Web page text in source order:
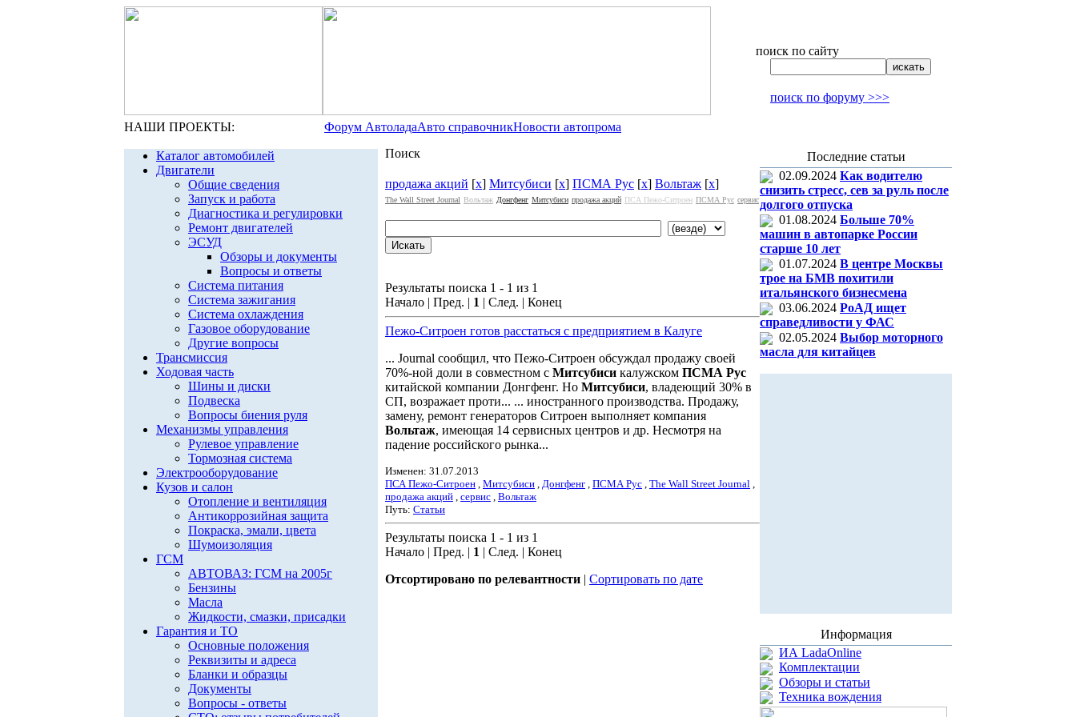
поиск по сайту
поиск по форуму >>>
НАШИ ПРОЕКТЫ: Форум АвтоладаАвто справочникНовости автопрома
Каталог автомобилей
Двигатели
Общие сведения
Запуск и работа
Диагностика и регулировки
Ремонт двигателей
ЭСУД
Обзоры и документы
Вопросы и ответы
Система питания
Система зажигания
Система охлаждения
Газовое оборудование
Другие вопросы
Трансмиссия
Ходовая часть
Шины и диски
Подвеска
Вопросы биения руля
Механизмы управления
Рулевое управление
Тормозная система
Электрооборудование
Кузов и салон
Отопление и вентиляция
Антикоррозийная защита
Покраска, эмали, цвета
Шумоизоляция
ГСМ
АВТОВАЗ: ГСМ на 2005г
Бензины
Масла
Жидкости, смазки, присадки
Гарантия и ТО
Основные положения
Реквизиты и адреса
Бланки и образцы
Документы
Вопросы - ответы
Поиск
продажа акций [x] Митсубиси [x] ПСМА Рус [x] Вольтаж [x]
The Wall Street Journal Вольтаж Донгфенг Митсубиси продажа акций ПСА Пежо-Ситроен ПСМА Рус сервис
Результаты поиска 1 - 1 из 1
Начало | Пред. | 1 | След. | Конец
Пежо-Ситроен готов расстаться с предприятием в Калуге
... Journal сообщил, что Пежо-Ситроен обсуждал продажу своей
70%-ной доли в совместном с Митсубиси калужском ПСМА Рус
китайской компании Донгфенг. Но Митсубиси, владеющий 30% в
СП, возражает проти... ... иностранного производства. Продажу,
замену, ремонт генераторов Ситроен выполняет компания
Вольтаж, имеющая 14 сервисных центров и др. Несмотря на
падение российского рынка...
Изменен: 31.07.2013
ПСА Пежо-Ситроен , Митсубиси , Донгфенг , ПСМА Рус , The Wall Street Journal ,
продажа акций , сервис , Вольтаж
Путь: Статьи
Результаты поиска 1 - 1 из 1
Начало | Пред. | 1 | След. | Конец
Отсортировано по релевантности | Сортировать по дате
Последние статьи
02.09.2024 Как водителю
снизить стресс, сев за руль после
долгого отпуска
01.08.2024 Больше 70%
машин в автопарке России
старше 10 лет
01.07.2024 В центре Москвы
трое на БМВ похитили
итальянского бизнесмена
03.06.2024 РоАД ищет
справедливости у ФАС
02.05.2024 Выбор моторного
масла для китайцев
Информация
ИА LadaOnline
Комплектации
Обзоры и статьи
Техника вождения